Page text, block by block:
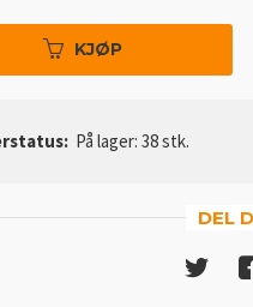
KJØP
På lager: 38 stk.
DEL